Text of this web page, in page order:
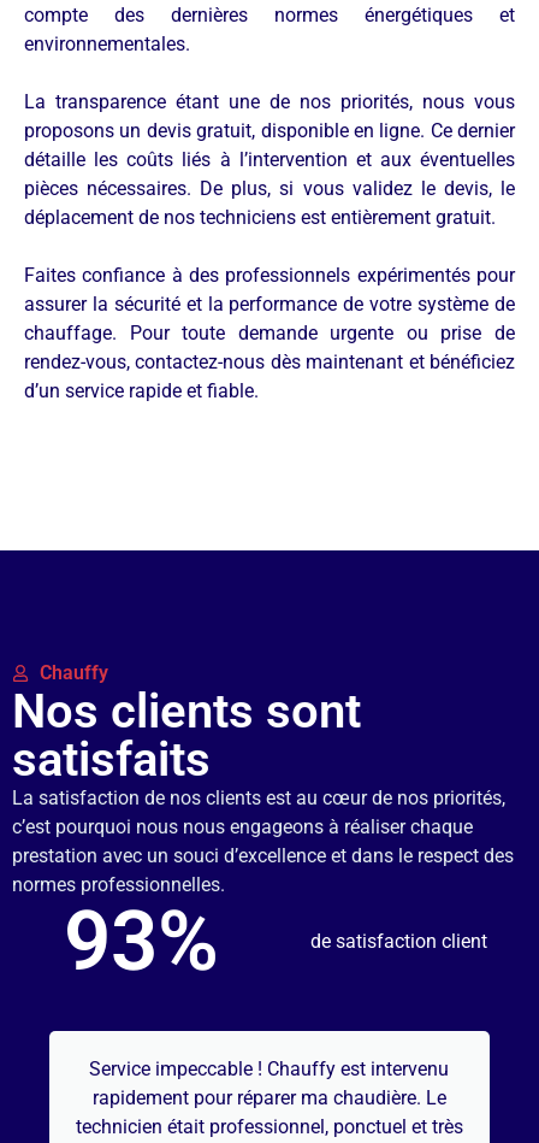
compte des dernières normes énergétiques et
environnementales.
La transparence étant une de nos priorités, nous vous
proposons un devis gratuit, disponible en ligne. Ce dernier
détaille les coûts liés à l’intervention et aux éventuelles
pièces nécessaires. De plus, si vous validez le devis, le
déplacement de nos techniciens est entièrement gratuit.
Faites confiance à des professionnels expérimentés pour
assurer la sécurité et la performance de votre système de
chauffage. Pour toute demande urgente ou prise de
rendez-vous, contactez-nous dès maintenant et bénéficiez
d’un service rapide et fiable.
Chauffy
Nos clients sont
satisfaits
La satisfaction de nos clients est au cœur de nos priorités,
c’est pourquoi nous nous engageons à réaliser chaque
prestation avec un souci d’excellence et dans le respect des
normes professionnelles.
de satisfaction client
93%
est intervenu
ma chaudière. Le
ponctuel et très
Excellente expérience
expertise m’a
chaudière a été installée